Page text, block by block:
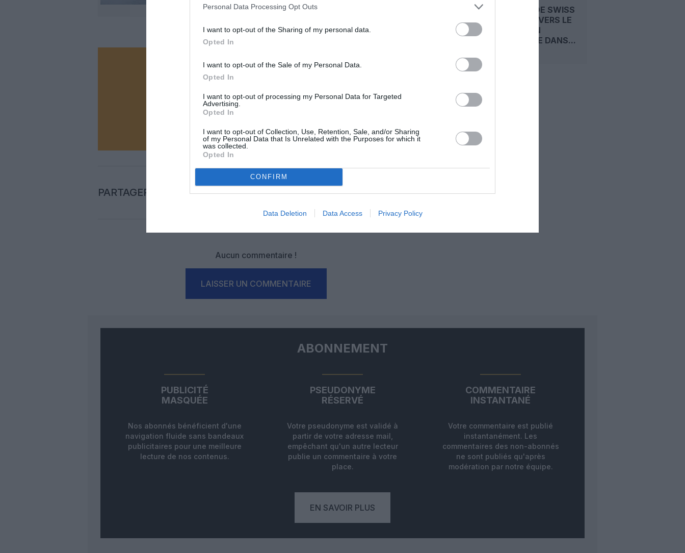
Personal Data Processing Opt Outs
I want to opt-out of the Sharing of my personal data.
Opted In
I want to opt-out of the Sale of my Personal Data.
Opted In
I want to opt-out of processing my Personal Data for Targeted
Advertising.
Opted In
I want to opt-out of Collection, Use, Retention, Sale, and/or Sharing
of my Personal Data that Is Unrelated with the Purposes for which it
was collected.
Opted In
CONFIRM
Data Deletion Data Access Privacy Policy
©Boeing
Vous avez apprécié l’article ?
Soutenez-nous, faites un don !
PARTAGER L'ARTICLE
Facebook
Twitter PinterestLinkedInEmail Print
Aucun commentaire !
LAISSER UN COMMENTAIRE
UN A330 DE SWISS
DÉROUTÉ VERS LE
MAINE : UN
« INCENDIE DANS...
ABONNEMENT
PUBLICITÉ
MASQUÉE
Nos abonnés bénéficient d'une
navigation fluide sans bandeaux
publicitaires pour une meilleure
lecture de nos contenus.
PSEUDONYME
RÉSERVÉ
Votre pseudonyme est validé à
partir de votre adresse mail,
empêchant qu'un autre lecteur
publie un commentaire à votre
place.
COMMENTAIRE
INSTANTANÉ
Votre commentaire est publié
instantanément. Les
commentaires des non-abonnés
ne sont publiés qu'après
modération par notre équipe.
EN SAVOIR PLUS